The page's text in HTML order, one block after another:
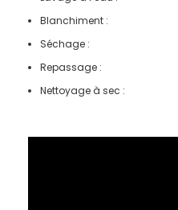
Blanchiment :
Séchage :
Repassage :
Nettoyage à sec :